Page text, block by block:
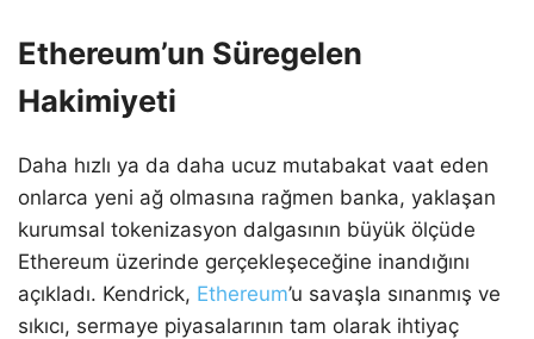
Ethereum’un Süregelen
Hakimiyeti
Daha hızlı ya da daha ucuz mutabakat vaat eden
onlarca yeni ağ olmasına rağmen banka, yaklaşan
kurumsal tokenizasyon dalgasının büyük ölçüde
Ethereum üzerinde gerçekleşeceğine inandığını
açıkladı. Kendrick, Ethereum’u savaşla sınanmış ve
sıkıcı, sermaye piyasalarının tam olarak ihtiyaç